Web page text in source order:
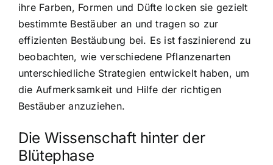
ihre Farben, Formen und Düfte locken sie gezielt
bestimmte Bestäuber an und tragen so zur
effizienten Bestäubung bei. Es ist faszinierend zu
beobachten, wie verschiedene Pflanzenarten
unterschiedliche Strategien entwickelt haben, um
die Aufmerksamkeit und Hilfe der richtigen
Bestäuber anzuziehen.
Die Wissenschaft hinter der
Blütephase